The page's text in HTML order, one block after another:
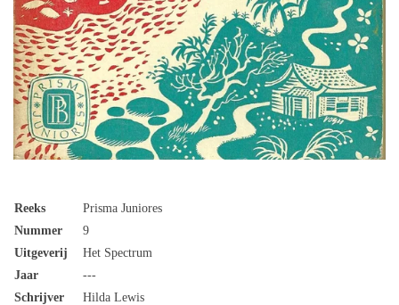
Reeks
Prisma Juniores
Nummer
9
Uitgeverij
Het Spectrum
Jaar
---
Schrijver
Hilda Lewis